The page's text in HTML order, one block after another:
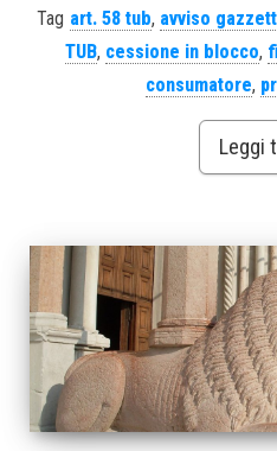
Tag art. 58 tub, avviso
TUB, cessione in blocco,
consumatore,
Leggi